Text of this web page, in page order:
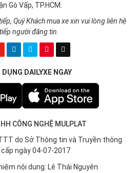
Gò Vấp, TP.HCM.
Quý Khách mua xe xin vui lòng liên hệ
người đăng tin.
DAILYXE NGAY
CÔNG NGHỆ MULPLAT
do Sở Thông tin và Truyền thông
cấp ngày 04-07-2017
nội dung: Lê Thái Nguyên